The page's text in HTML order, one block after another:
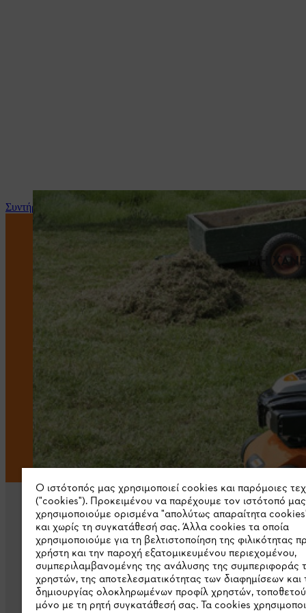
Συντήρηση και επισκευή
ΜΗ
Εταιρεία
Σχετικά με εμάς
Ο ιστότοπός μας χρησιμοποιεί cookies και παρόμοιες
("cookies"). Προκειμένου να παρέχουμε τον ιστότοπό
χρησιμοποιούμε ορισμένα "απολύτως απαραίτητα
και χωρίς τη συγκατάθεσή σας. Άλλα cookies τα οποία
χρησιμοποιούμε για τη βελτιστοποίηση της φιλικότητας
χρήστη και την παροχή εξατομικευμένου περιεχομένου,
συμπεριλαμβανομένης της ανάλυσης της συμπεριφοράς
χρηστών, της αποτελεσματικότητας των διαφημίσεων και
δημιουργίας ολοκληρωμένων προφίλ χρηστών,
μόνο με τη ρητή συγκατάθεσή σας. Τα cookies